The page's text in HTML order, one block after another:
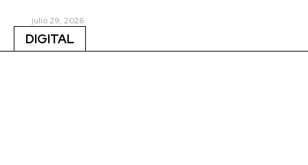
julio 29, 2026
DIGITAL